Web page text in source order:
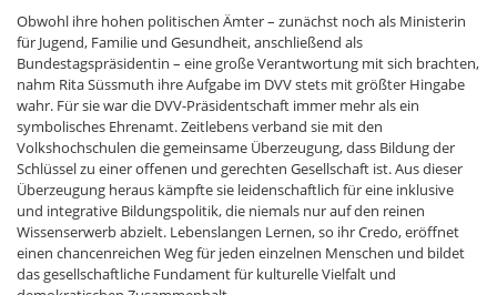
Obwohl ihre hohen politischen Ämter – zunächst noch als Ministerin
für Jugend, Familie und Gesundheit, anschließend als
Bundestagspräsidentin – eine große Verantwortung mit sich brachten,
nahm Rita Süssmuth ihre Aufgabe im DVV stets mit größter Hingabe
wahr. Für sie war die DVV-Präsidentschaft immer mehr als ein
symbolisches Ehrenamt. Zeitlebens verband sie mit den
Volkshochschulen die gemeinsame Überzeugung, dass Bildung der
Schlüssel zu einer offenen und gerechten Gesellschaft ist. Aus dieser
Überzeugung heraus kämpfte sie leidenschaftlich für eine inklusive
und integrative Bildungspolitik, die niemals nur auf den reinen
Wissenserwerb abzielt. Lebenslangen Lernen, so ihr Credo, eröffnet
einen chancenreichen Weg für jeden einzelnen Menschen und bildet
das gesellschaftliche Fundament für kulturelle Vielfalt und